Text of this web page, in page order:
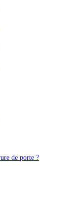
de porte ?